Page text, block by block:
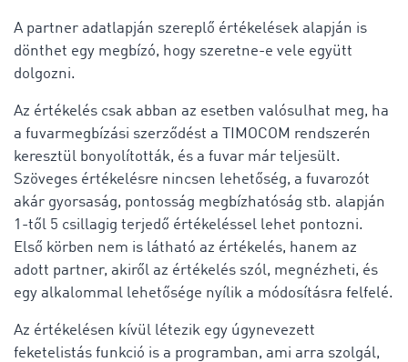
A partner adatlapján szereplő értékelések alapján is
dönthet egy megbízó, hogy szeretne-e vele együtt
dolgozni.
Az értékelés csak abban az esetben valósulhat meg, ha
a fuvarmegbízási szerződést a TIMOCOM rendszerén
keresztül bonyolították, és a fuvar már teljesült.
Szöveges értékelésre nincsen lehetőség, a fuvarozót
akár gyorsaság, pontosság megbízhatóság stb. alapján
1-től 5 csillagig terjedő értékeléssel lehet pontozni.
Első körben nem is látható az értékelés, hanem az
adott partner, akiről az értékelés szól, megnézheti, és
egy alkalommal lehetősége nyílik a módosításra felfelé.
Az értékelésen kívül létezik egy úgynevezett
feketelistás funkció is a programban, ami arra szolgál,